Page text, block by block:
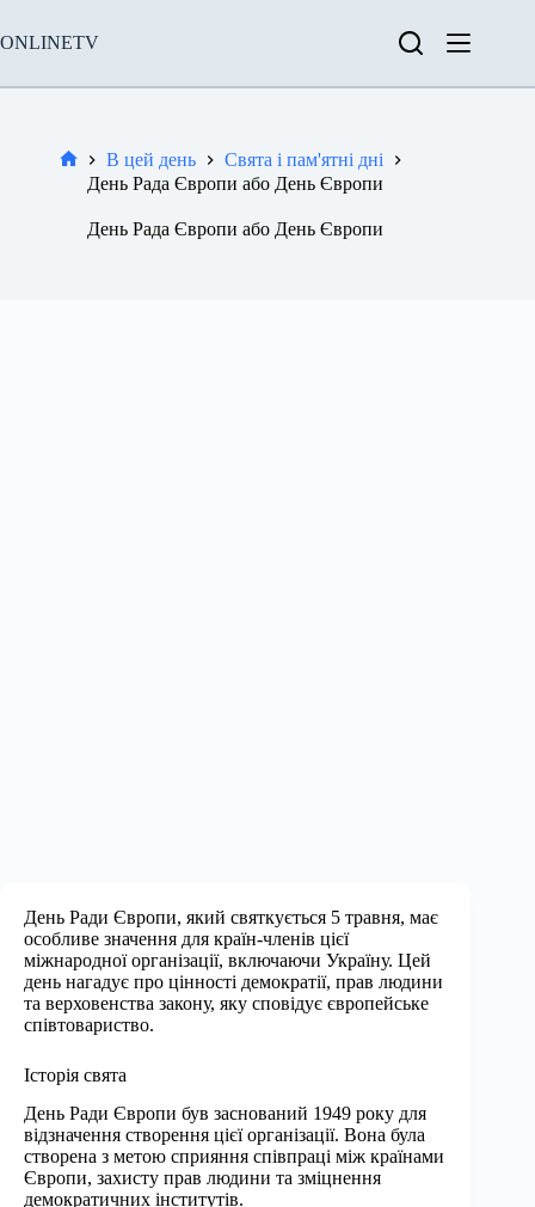
вмісту
ONLINETV
Новини
В цей день
Свята і пам'ятні дні
День Рада Європи або День Європи
День Рада Європи або День Європи
День Ради Європи, який святкується 5 травня, має
особливе значення для країн-членів цієї
міжнародної організації, включаючи Україну. Цей
день нагадує про цінності демократії, прав людини
та верховенства закону, яку сповідує європейське
співтовариство.
Історія свята
День Ради Європи був заснований 1949 року для
відзначення створення цієї організації. Вона була
створена з метою сприяння співпраці між країнами
Європи, захисту прав людини та зміцнення
демократичних інститутів.